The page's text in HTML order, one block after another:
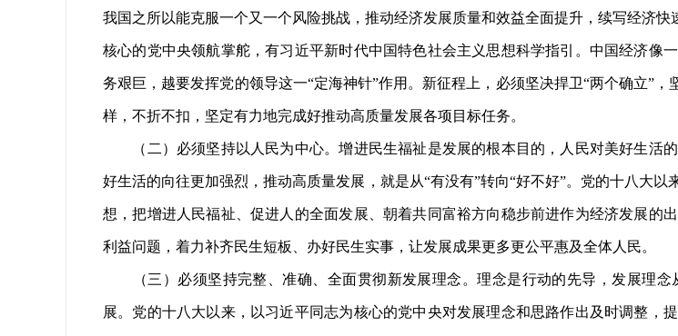
我国之所以能克服一个又一个风险挑战，推动经济发展质量和效益全面提升，续写经济
核心的党中央领航掌舵，有习近平新时代中国特色社会主义思想科学指引。中国经济像
务艰巨，越要发挥党的领导这一“定海神针”作用。新征程上，必须坚决捍卫“两个确立”
样，不折不扣，坚定有力地完成好推动高质量发展各项目标任务。
（二）必须坚持以人民为中心。增进民生福祉是发展的根本目的，人民对美好生活
好生活的向往更加强烈，推动高质量发展，就是从“有没有”转向“好不好”。党的十八大
想，把增进人民福祉、促进人的全面发展、朝着共同富裕方向稳步前进作为经济发展的
利益问题，着力补齐民生短板、办好民生实事，让发展成果更多更公平惠及全体人民。
（三）必须坚持完整、准确、全面贯彻新发展理念。理念是行动的先导，发展理念
展。党的十八大以来，以习近平同志为核心的党中央对发展理念和思路作出及时调整，